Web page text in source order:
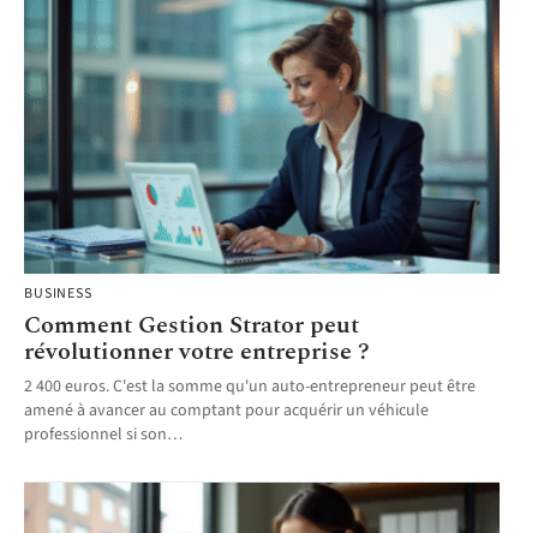
BUSINESS
Comment Gestion Strator peut
révolutionner votre entreprise ?
2 400 euros. C'est la somme qu'un auto-entrepreneur peut être
amené à avancer au comptant pour acquérir un véhicule
professionnel si son…